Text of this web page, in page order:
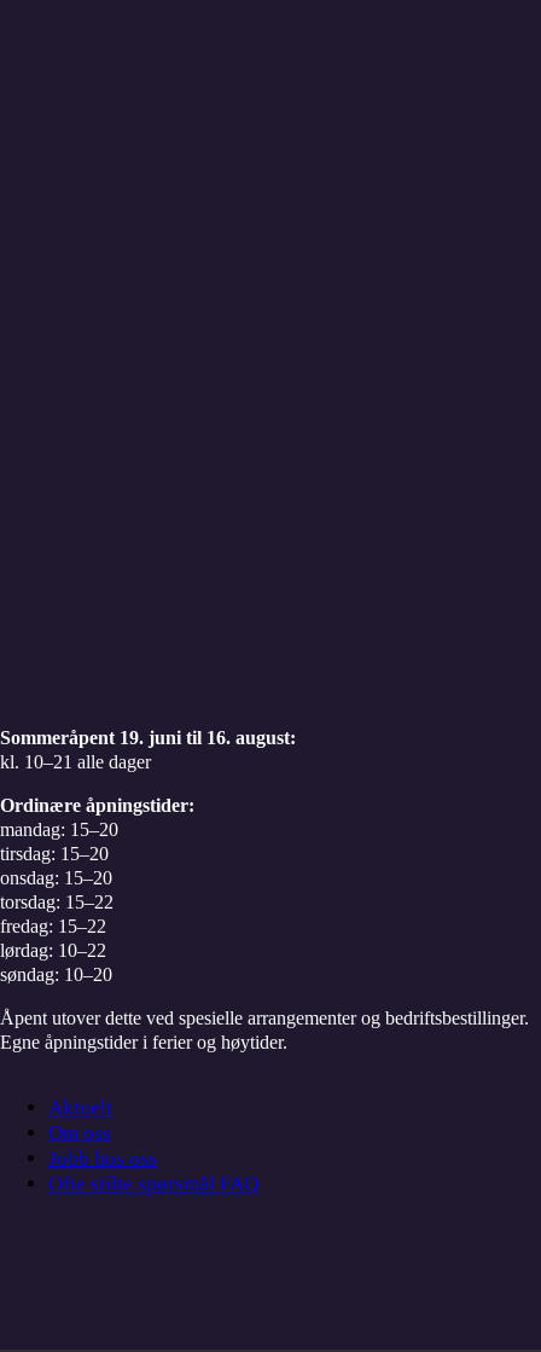
Sommeråpent 19. juni til 16. august:
kl. 10–21 alle dager
Ordinære åpningstider:
mandag: 15–20
tirsdag: 15–20
onsdag: 15–20
torsdag: 15–22
fredag: 15–22
lørdag: 10–22
søndag: 10–20
Åpent utover dette ved spesielle arrangementer og bedriftsbestillinger.
Egne åpningstider i ferier og høytider.
Aktuelt
Om oss
Jobb hos oss
Ofte stilte spørsmål FAQ